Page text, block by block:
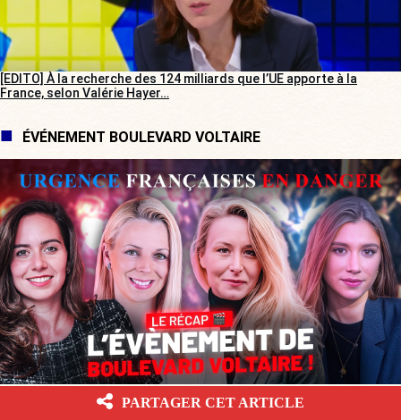
[EDITO] À la recherche des 124 milliards que l’UE apporte à la
France, selon Valérie Hayer…
ÉVÉNEMENT BOULEVARD VOLTAIRE
PARTAGER CET ARTICLE